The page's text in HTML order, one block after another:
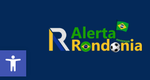
Abrir a barra de ferramentas